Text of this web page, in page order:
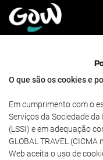
O que são os cookies e
Em cumprimento com o
Serviços da Sociedade
(LSSI) e em adequação
GLOBAL TRAVEL
Web aceita o uso de